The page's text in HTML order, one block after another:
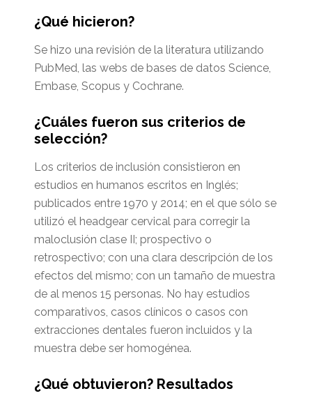
¿Qué hicieron?
Se hizo una revisión de la literatura utilizando
PubMed, las webs de bases de datos Science,
Embase, Scopus y Cochrane.
¿Cuáles fueron sus criterios de
selección?
Los criterios de inclusión consistieron en
estudios en humanos escritos en Inglés;
publicados entre 1970 y 2014; en el que sólo se
utilizó el headgear cervical para corregir la
maloclusión clase II; prospectivo o
retrospectivo; con una clara descripción de los
efectos del mismo; con un tamaño de muestra
de al menos 15 personas. No hay estudios
comparativos, casos clínicos o casos con
extracciones dentales fueron incluidos y la
muestra debe ser homogénea.
¿Qué obtuvieron? Resultados